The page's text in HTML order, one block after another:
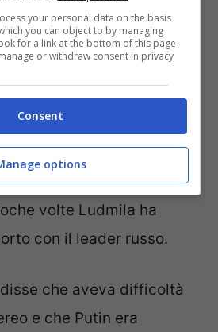
si davvero confermata e
Ludmila
si erano sposati nel
ufficialmente nel
due figlie,
era diventata famosa
di Putin nei vari incontri
volte Ludmila ha
con il leader russo.
disse che aveva difficoltà
e che Putin era
your personal data on the basis
you can object to by managing
for a link at the bottom of this page
or withdraw consent in privacy
Consent
options